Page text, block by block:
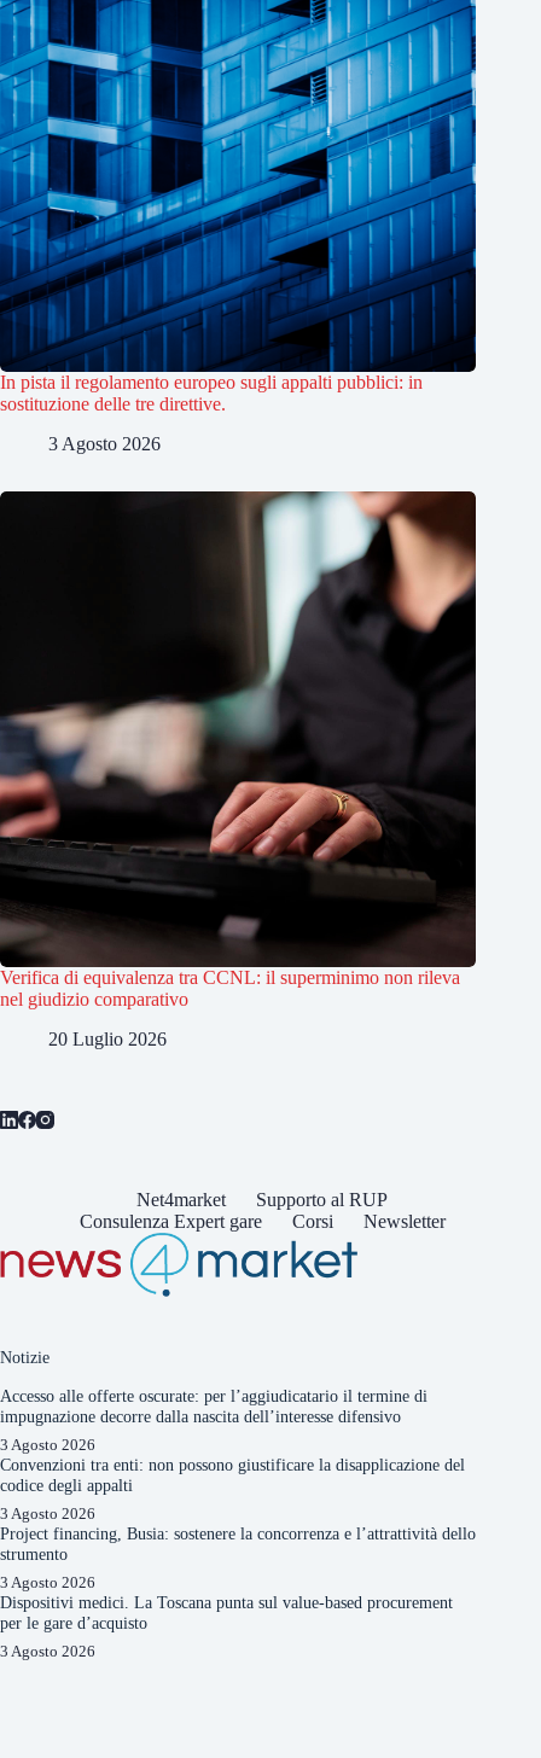
In pista il regolamento europeo sugli appalti pubblici: in
sostituzione delle tre direttive.
3 Agosto 2026
Verifica di equivalenza tra CCNL: il superminimo non rileva
nel giudizio comparativo
20 Luglio 2026
Net4market
Supporto al RUP
Consulenza Expert gare
Corsi Newsletter
Notizie
Accesso alle offerte oscurate: per l’aggiudicatario il termine di
impugnazione decorre dalla nascita dell’interesse difensivo
3 Agosto 2026
Convenzioni tra enti: non possono giustificare la disapplicazione del
codice degli appalti
3 Agosto 2026
Project financing, Busia: sostenere la concorrenza e l’attrattività dello
strumento
3 Agosto 2026
Dispositivi medici. La Toscana punta sul value-based procurement
per le gare d’acquisto
3 Agosto 2026